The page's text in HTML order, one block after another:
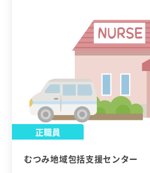
正職員
むつみ地域包括支援センター